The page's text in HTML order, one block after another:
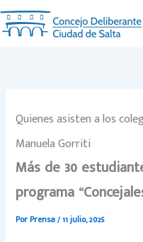
Ir
al
contenido
Quienes asisten a los
Manuela Gorriti
Más de 30
programa
PorPrensa/11 julio, 2025